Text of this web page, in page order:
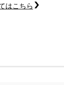
はこちら